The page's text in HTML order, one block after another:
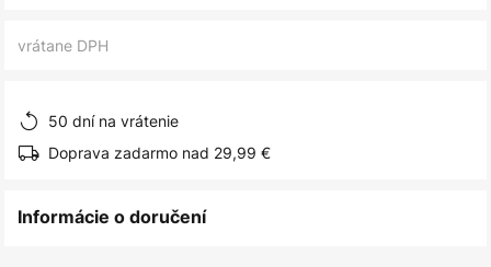
vrátane DPH
50 dní na vrátenie
Doprava zadarmo nad 29,99 €
Informácie o doručení